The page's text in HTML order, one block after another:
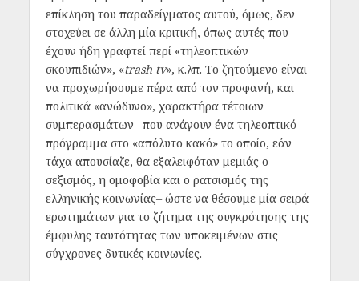
επίκληση του παραδείγματος αυτού, όμως, δεν
στοχεύει σε άλλη μία κριτική, όπως αυτές που
έχουν ήδη γραφτεί περί «τηλεοπτικών
σκουπιδιών», «trash tv», κ.λπ. Το ζητούμενο είναι
να προχωρήσουμε πέρα από τον προφανή, και
πολιτικά «ανώδυνο», χαρακτήρα τέτοιων
συμπερασμάτων –που ανάγουν ένα τηλεοπτικό
πρόγραμμα στο «απόλυτο κακό» το οποίο, εάν
τάχα απουσίαζε, θα εξαλειφόταν μεμιάς ο
σεξισμός, η ομοφοβία και ο ρατσισμός της
ελληνικής κοινωνίας– ώστε να θέσουμε μία σειρά
ερωτημάτων για το ζήτημα της συγκρότησης της
έμφυλης ταυτότητας των υποκειμένων στις
σύγχρονες δυτικές κοινωνίες.